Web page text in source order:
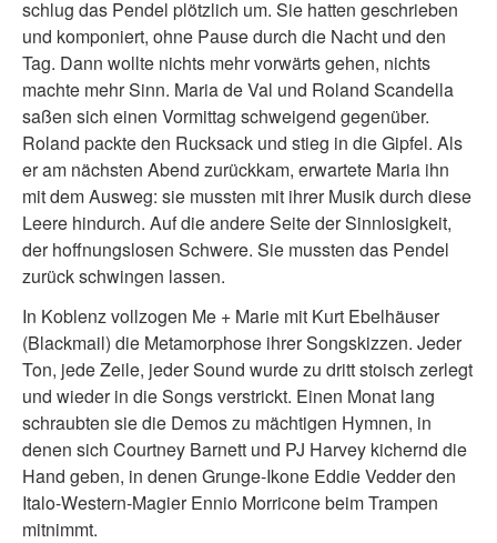
schlug das Pendel plötzlich um. Sie hatten geschrieben
und komponiert, ohne Pause durch die Nacht und den
Tag. Dann wollte nichts mehr vorwärts gehen, nichts
machte mehr Sinn. Maria de Val und Roland Scandella
saßen sich einen Vormittag schweigend gegenüber.
Roland packte den Rucksack und stieg in die Gipfel. Als
er am nächsten Abend zurückkam, erwartete Maria ihn
mit dem Ausweg: sie mussten mit ihrer Musik durch diese
Leere hindurch. Auf die andere Seite der Sinnlosigkeit,
der hoffnungslosen Schwere. Sie mussten das Pendel
zurück schwingen lassen.
In Koblenz vollzogen Me + Marie mit Kurt Ebelhäuser
(Blackmail) die Metamorphose ihrer Songskizzen. Jeder
Ton, jede Zeile, jeder Sound wurde zu dritt stoisch zerlegt
und wieder in die Songs verstrickt. Einen Monat lang
schraubten sie die Demos zu mächtigen Hymnen, in
denen sich Courtney Barnett und PJ Harvey kichernd die
Hand geben, in denen Grunge-Ikone Eddie Vedder den
Italo-Western-Magier Ennio Morricone beim Trampen
mitnimmt.